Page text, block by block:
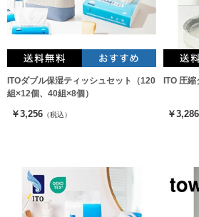
ITOダブル保湿ティッシュセット（120
組×12個、40組×8個）
￥3,256 （税込）
ITO 圧
￥3,286